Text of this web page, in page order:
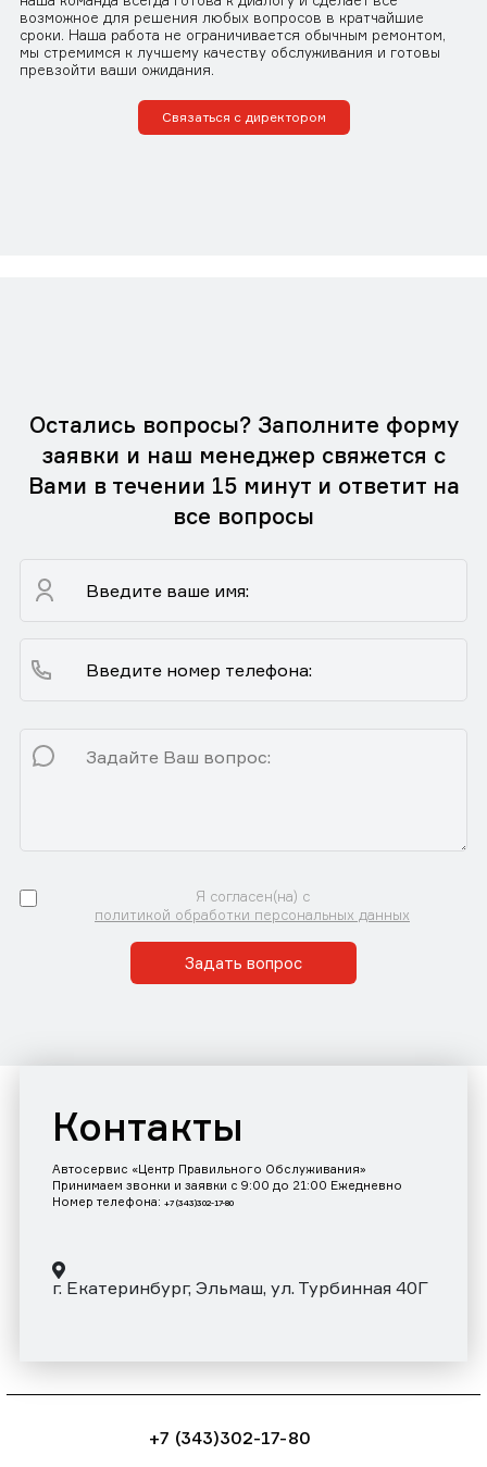
возможное для решения любых вопросов в кратчайшие
сроки. Наша работа не ограничивается обычным ремонтом,
мы стремимся к лучшему качеству обслуживания и готовы
превзойти ваши ожидания.
Связаться с директором
Остались вопросы? Заполните форму
заявки и наш менеджер свяжется с
Вами в течении 15 минут и ответит на
все вопросы
Я согласен(на) с
политикой обработки персональных данных
Задать вопрос
Контакты
Автосервис «Центр Правильного Обслуживания»
Принимаем звонки и заявки с 9:00 до 21:00 Ежедневно
Номер телефона: +7 (343)302-17-80
г. Екатеринбург, Эльмаш, ул. Турбинная 40Г
+7 (343)302-17-80